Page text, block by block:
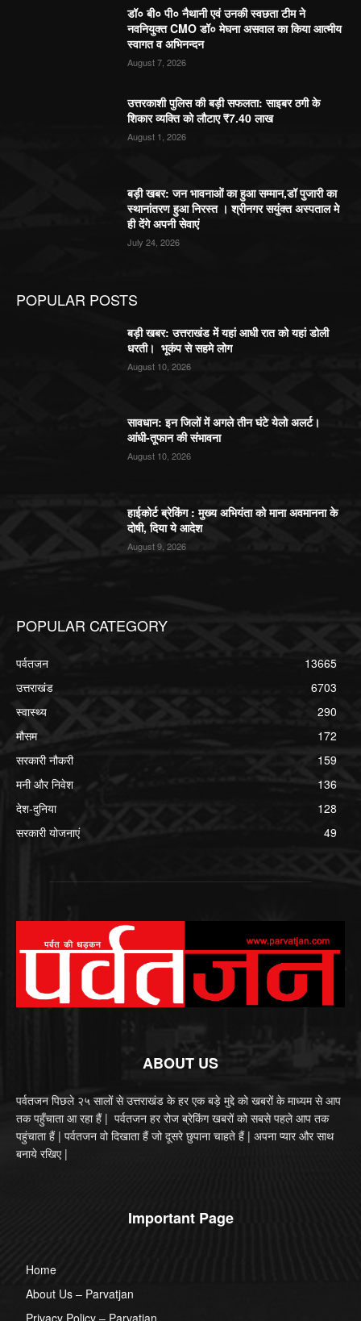
डॉ० बी० पी० नैथानी एवं उनकी स्वछता टीम ने
नवनियुक्त CMO डॉ० मेघना असवाल का किया आत्मीय
स्वागत व अभिनन्दन
August 7, 2026
उत्तरकाशी पुलिस की बड़ी सफलता: साइबर ठगी के
शिकार व्यक्ति को लौटाए ₹7.40 लाख
August 1, 2026
बड़ी खबर: जन भावनाओं का हुआ सम्मान,डॉ पुजारी का
स्थानांतरण हुआ निरस्त । श्रीनगर सयुंक्त अस्पताल मे
ही देंगे अपनी सेवाएं
July 24, 2026
POPULAR POSTS
बड़ी खबर: उत्तराखंड में यहां आधी रात को यहां डोली
धरती। भूकंप से सहमे लोग
August 10, 2026
सावधान: इन जिलों में अगले तीन घंटे येलो अलर्ट।
आंधी-तूफान की संभावना
August 10, 2026
हाईकोर्ट ब्रेकिंग : मुख्य अभियंता को माना अवमानना के
दोषी, दिया ये आदेश
August 9, 2026
POPULAR CATEGORY
पर्वतजन
13665
उत्तराखंड
6703
स्वास्थ्य
290
मौसम
172
सरकारी नौकरी
159
मनी और निवेश
136
देश-दुनिया
128
सरकारी योजनाएं
49
ABOUT US
पर्वतजन पिछले २५ सालों से उत्तराखंड के हर एक बड़े मुद्दे को खबरों के माध्यम से आप
तक पहुँचाता आ रहा हैं | पर्वतजन हर रोज ब्रेकिंग खबरों को सबसे पहले आप तक
पहुंचाता हैं | पर्वतजन वो दिखाता हैं जो दूसरे छुपाना चाहते हैं | अपना प्यार और साथ
बनाये रखिए |
Important Page
Home
About Us – Parvatjan
Privacy Policy – Parvatjan